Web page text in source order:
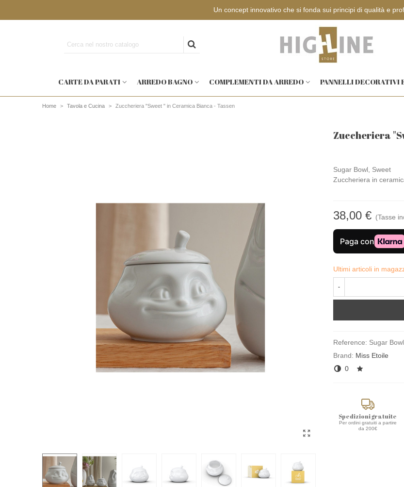
Progettazione e sopralluoghi gratuiti
CARTE DA PARATI ARREDO BAGNO COMPLEMENTI DA ARREDO PANNELLI DECORATIVI
Home > Tavola e Cucina > Zuccheriera "Sweet " in Ceramica Bianca - Tassen
Zuccheriera
Sugar Bowl, Sweet
Zuccheriera in
38,00 € (Tasse
Ultimi articoli in
-
Reference: Sugar Bowl
Brand: Miss Etoile
0
Spedizioni gratuite
Per ordini gratuiti a partire
da 200€